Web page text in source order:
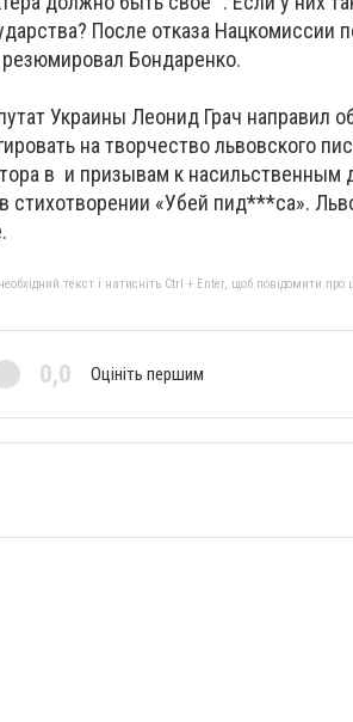
После отказа Нацкомиссии
Бондаренко.
Украины Леонид Грач направил
на творчество львовского
в и призывам к
стихотворении «Убей пид***са».
текст і натисніть Ctrl + Enter, щоб повідомити про
0,0 Оцініть першим